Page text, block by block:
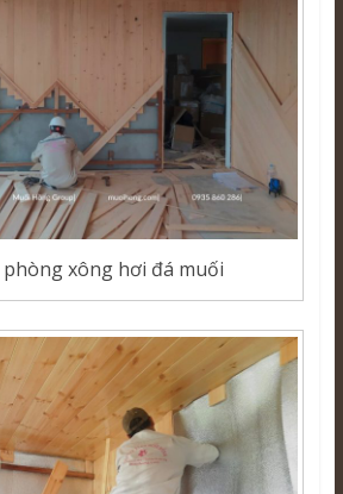
xông hơi đá muối